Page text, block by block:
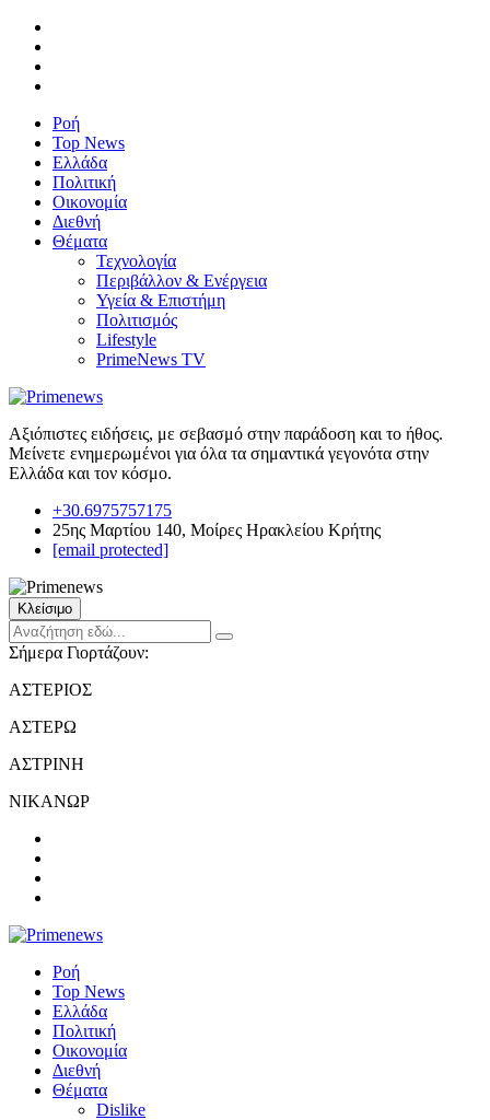
Ροή
Top News
Ελλάδα
Πολιτική
Οικονομία
Διεθνή
Θέματα
Τεχνολογία
Περιβάλλον & Ενέργεια
Υγεία & Επιστήμη
Πολιτισμός
Lifestyle
PrimeNews TV
Αξιόπιστες ειδήσεις, με σεβασμό στην παράδοση και το ήθος.
Μείνετε ενημερωμένοι για όλα τα σημαντικά γεγονότα στην
Ελλάδα και τον κόσμο.
+30.6975757175
25ης Μαρτίου 140, Μοίρες Ηρακλείου Κρήτης
[email protected]
Κλείσιμο
Σήμερα Γιορτάζουν:
ΑΣΤΕΡΙΟΣ
ΑΣΤΕΡΩ
ΑΣΤΡΙΝΗ
ΝΙΚΑΝΩΡ
Ροή
Top News
Ελλάδα
Πολιτική
Οικονομία
Διεθνή
Θέματα
Dislike